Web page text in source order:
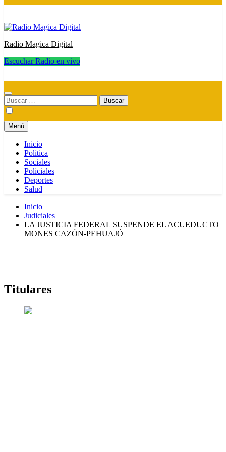
Radio Magica Digital
Escuchar Radio en vivo
Buscar:
Menú
Inicio
Politica
Sociales
Policiales
Deportes
Salud
Inicio
Judiciales
LA JUSTICIA FEDERAL SUSPENDE EL ACUEDUCTO
MONES CAZÓN-PEHUAJÓ
Titulares